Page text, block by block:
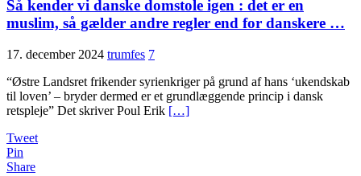
Så kender vi danske domstole igen : det er en
muslim, så gælder andre regler end for danskere …
17. december 2024 trumfes 7
“Østre Landsret frikender syrienkriger på grund af hans ‘ukendskab
til loven’ – bryder dermed er et grundlæggende princip i dansk
retspleje” Det skriver Poul Erik […]
Tweet
Pin
Share